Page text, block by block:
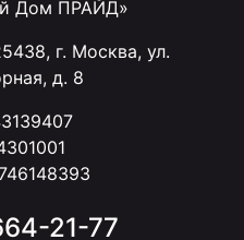
Дом ПРАЙД»
г. Москва, ул.
д. 8
21-77